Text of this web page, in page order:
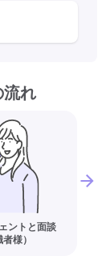
れ
ントと面談
者様）